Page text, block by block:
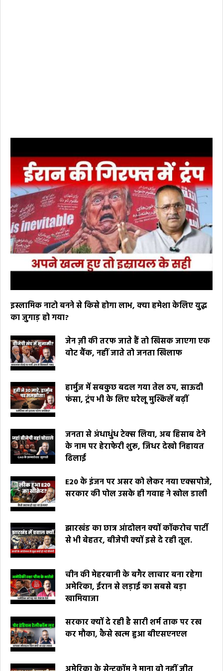
इस्लामिक नाटो बनने से किसे होगा लाभ, क्या हमेशा केलिए युद्ध
का जुगाड़ हो गया?
जेन ज़ी की तरफ जाते हैं तो खिसक जाएगा एक
वोट बैंक, नहीं जाते तो जनता खिलाफ
हार्मुज में सबकुछ बदल गया तेल ठप, साऊदी
फंसा, ट्रंप भी के लिए घरेलू मुश्किलें बढ़ीं
जनता से अंधाधुंध टेक्स लिया, अब हिसाब देने
के नाम पर हेराफेरी शुरू, जिधर देखो निहायत
ढिलाई
E20 के इंजन पर असर को लेकर नया एक्सपोजे,
सरकार की पोल उसके ही गवाह ने खोल डाली
झारखंड का छात्र आंदोलन क्यों कॉकरोच पार्टी
से भी बेहतर, बीजेपी क्यों इसे दे रही तूल.
चीन की मेहरबानी के बगैर लाचार बना रहेगा
अमेरिका, ईरान से लड़ाई का सबसे बड़ा
खामियाजा
सरकार क्यों दे रही है सारी शर्म ताक पर रख
कर मौका, कैसे खत्म हुआ बीएसएनएल